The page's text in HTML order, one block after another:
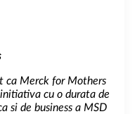
ca Merck for Mothers
cu o durata de
si de business a MSD